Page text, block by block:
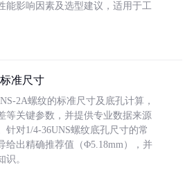
能影响因素及选型建议，适用于工
准尺寸
2A螺纹的标准尺寸及底孔计算，
等关键参数，并提供专业数据来源
针对1/4-36UNS螺纹底孔尺寸的常
给出精确推荐值（Φ5.18mm），并
识。